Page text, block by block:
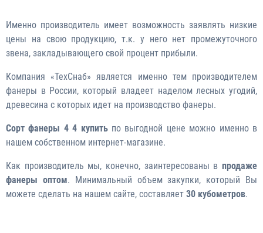
Именно производитель имеет возможность заявлять низкие
цены на свою продукцию, т.к. у него нет промежуточного
звена, закладывающего свой процент прибыли.
Компания «ТехСнаб» является именно тем производителем
фанеры в России, который владеет наделом лесных угодий,
древесина с которых идет на производство фанеры.
Сорт фанеры 4 4 купитьпо выгодной цене можно именно в
нашем собственном интернет-магазине.
Как производитель мы, конечно, заинтересованы в продаже
фанеры оптом. Минимальный объем закупки, который Вы
можете сделать на нашем сайте, составляет 30 кубометров.